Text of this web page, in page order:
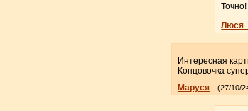
Интересная
Концовочка
Маруся
(27/10/